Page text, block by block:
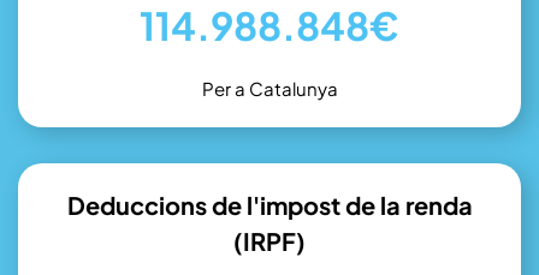
114.988.848€
Per a Catalunya
Deduccions de l'impost de la renda
(IRPF)